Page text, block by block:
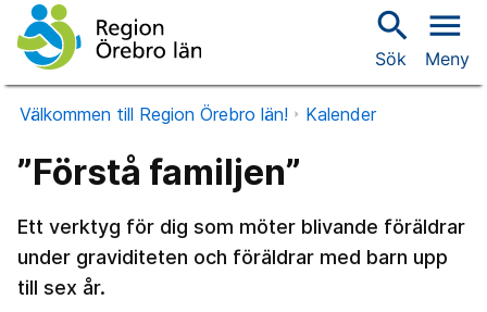
search
Sök
menu
Meny
Välkommen till Region Örebro län! Kalender
”Förstå familjen”
Ett verktyg för dig som möter blivande föräldrar
under graviditeten och föräldrar med barn upp
till sex år.